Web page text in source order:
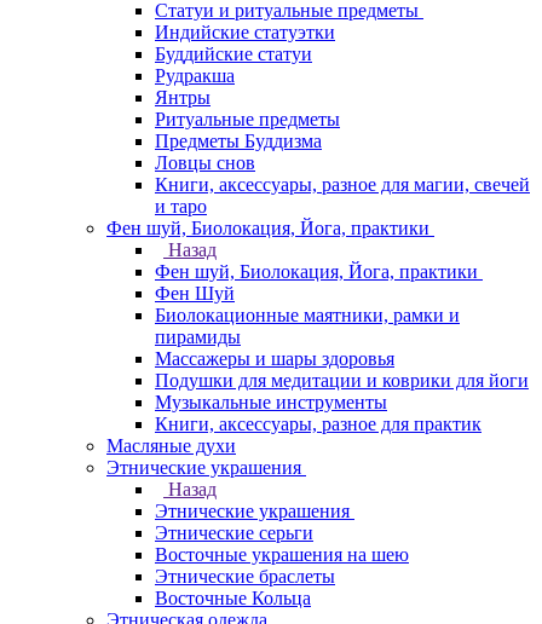
Статуи и ритуальные предметы
Индийские статуэтки
Буддийские статуи
Рудракша
Янтры
Ритуальные предметы
Предметы Буддизма
Ловцы снов
Книги, аксессуары, разное для магии, свечей
и таро
Фен шуй, Биолокация, Йога, практики
Назад
Фен шуй, Биолокация, Йога, практики
Фен Шуй
Биолокационные маятники, рамки и
пирамиды
Массажеры и шары здоровья
Подушки для медитации и коврики для йоги
Музыкальные инструменты
Книги, аксессуары, разное для практик
Масляные духи
Этнические украшения
Назад
Этнические украшения
Этнические серьги
Восточные украшения на шею
Этнические браслеты
Восточные Кольца
Этническая одежда